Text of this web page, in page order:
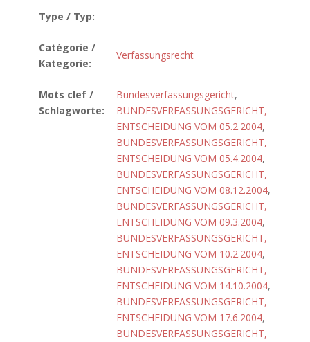
Type / Typ:
Catégorie /
Kategorie:
Verfassungsrecht
Mots clef /
Schlagworte:
Bundesverfassungsgericht,
BUNDESVERFASSUNGSGERICHT,
ENTSCHEIDUNG VOM 05.2.2004,
BUNDESVERFASSUNGSGERICHT,
ENTSCHEIDUNG VOM 05.4.2004,
BUNDESVERFASSUNGSGERICHT,
ENTSCHEIDUNG VOM 08.12.2004,
BUNDESVERFASSUNGSGERICHT,
ENTSCHEIDUNG VOM 09.3.2004,
BUNDESVERFASSUNGSGERICHT,
ENTSCHEIDUNG VOM 10.2.2004,
BUNDESVERFASSUNGSGERICHT,
ENTSCHEIDUNG VOM 14.10.2004,
BUNDESVERFASSUNGSGERICHT,
ENTSCHEIDUNG VOM 17.6.2004,
BUNDESVERFASSUNGSGERICHT,